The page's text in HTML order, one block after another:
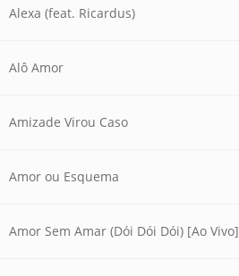
Alexa (feat. Ricardus)
Alô Amor
Amizade Virou Caso
Amor ou Esquema
Amor Sem Amar (Dói Dói Dói) [Ao Vivo]